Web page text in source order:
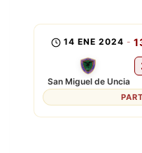
14 ENE 2024 -
San Miguel de Uncia